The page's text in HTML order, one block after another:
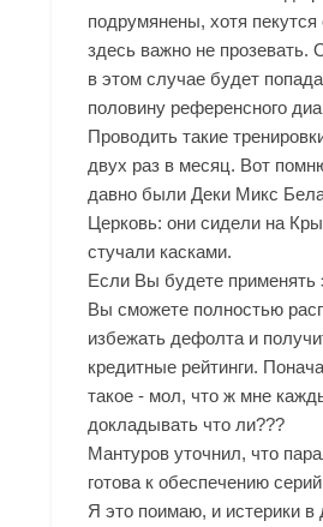
подрумянены, хотя
здесь важно не прозевать.
в этом случае будет
половину референсного
Проводить такие
двух раз в месяц. Вот
давно были Деки Микс
Церковь: они сидели на
стучали касками.
Если Вы будете применять
Вы сможете полностью
избежать дефолта и
кредитные рейтинги.
такое - мол, что ж мне
докладывать что ли???
Мантуров уточнил, что
готова к обеспечению
Я это поимаю, и истерики в